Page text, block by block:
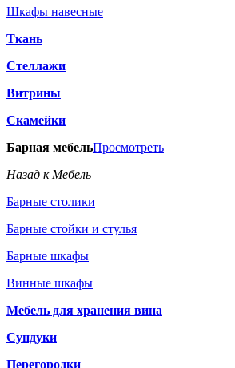
Шкафы навесные
Ткань
Стеллажи
Витрины
Скамейки
Барная мебельПросмотреть
Назад к Мебель
Барные столики
Барные стойки и стулья
Барные шкафы
Винные шкафы
Мебель для хранения вина
Сундуки
Перегородки